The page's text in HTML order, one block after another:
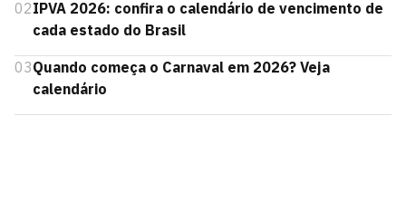
02IPVA 2026: confira o calendário de vencimento de
cada estado do Brasil
03Quando começa o Carnaval em 2026? Veja
calendário